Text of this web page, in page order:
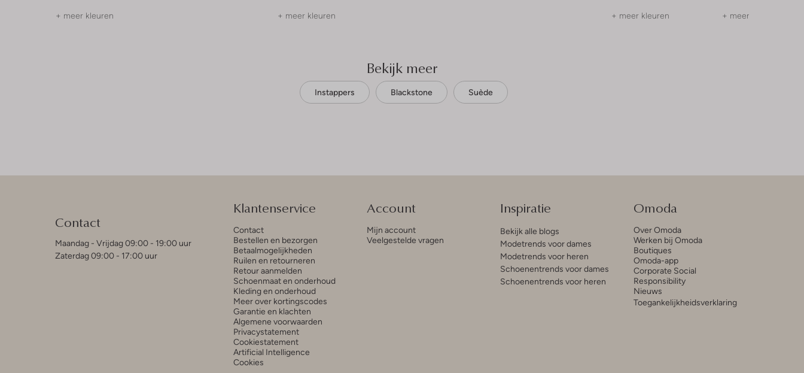
+ meer kleuren + meer kleuren + meer kleuren + meer kleuren
Bekijk meer
Instappers Blackstone Suède
Contact
Maandag - Vrijdag 09:00 - 19:00 uur
Zaterdag 09:00 - 17:00 uur
Klantenservice
Contact
Bestellen en bezorgen
Betaalmogelijkheden
Ruilen en retourneren
Retour aanmelden
Schoenmaat en onderhoud
Kleding en onderhoud
Meer over kortingscodes
Garantie en klachten
Algemene voorwaarden
Privacystatement
Cookiestatement
Artificial Intelligence
Cookies
Account
Mijn account
Veelgestelde vragen
Inspiratie
Bekijk alle blogs
Modetrends voor dames
Modetrends voor heren
Schoenentrends voor dames
Schoenentrends voor heren
Omoda
Over Omoda
Werken bij Omoda
Boutiques
Omoda-app
Corporate Social
Responsibility
Nieuws
Toegankelijkheidsverklaring